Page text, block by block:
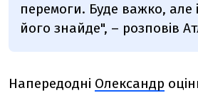
перемоги. Буде важко, але
його знайде", – розповів
Напередодні Олександр